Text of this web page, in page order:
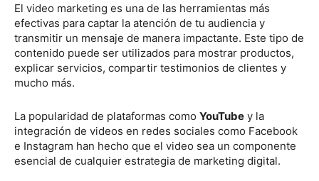
El video marketing es una de las herramientas más
efectivas para captar la atención de tu audiencia y
transmitir un mensaje de manera impactante. Este tipo de
contenido puede ser utilizados para mostrar productos,
explicar servicios, compartir testimonios de clientes y
mucho más.
La popularidad de plataformas como YouTube y la
integración de videos en redes sociales como Facebook
e Instagram han hecho que el video sea un componente
esencial de cualquier estrategia de marketing digital.